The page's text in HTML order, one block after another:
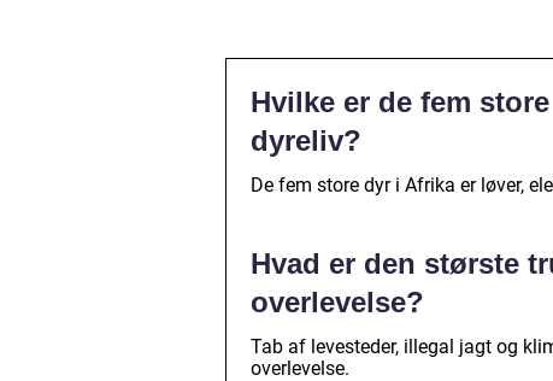
Hvilke er de fem
dyreliv?
De fem store dyr i Afrika er løver,
Hvad er den største
overlevelse?
Tab af levesteder, illegal jagt og
overlevelse.